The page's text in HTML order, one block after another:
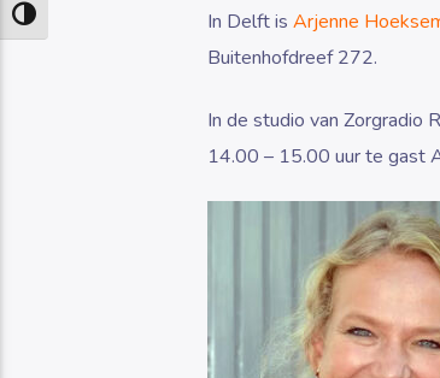
Keuze voor hoog contrastIn Delft is Arjenne
Buitenhofdreef 272.
In de studio van Zorgradio
14.00 – 15.00 uur te gast